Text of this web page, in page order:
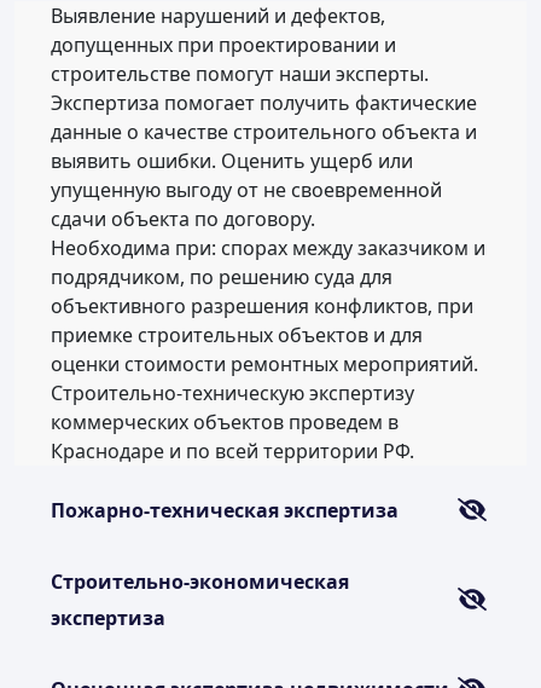
Выявление нарушений и дефектов,
допущенных при проектировании и
строительстве помогут наши эксперты.
Экспертиза помогает получить фактические
данные о качестве строительного объекта и
выявить ошибки. Оценить ущерб или
упущенную выгоду от не своевременной
сдачи объекта по договору.
Необходима при: спорах между заказчиком и
подрядчиком, по решению суда для
объективного разрешения конфликтов, при
приемке строительных объектов и для
оценки стоимости ремонтных мероприятий.
Строительно-техническую экспертизу
коммерческих объектов проведем в
Краснодаре и по всей территории РФ.
Пожарно-техническая экспертиза
Строительно-экономическая
экспертиза